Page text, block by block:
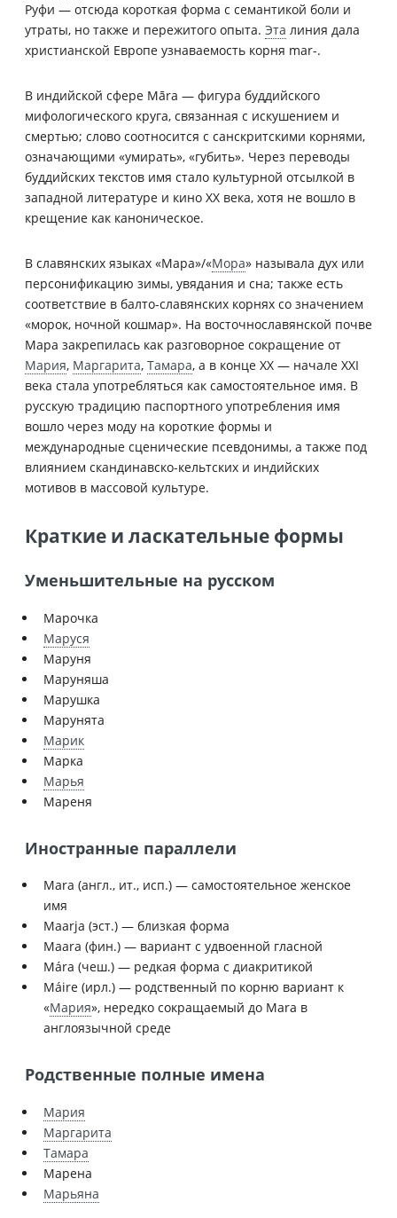
Руфи — отсюда короткая форма с семантикой боли и
утраты, но также и пережитого опыта. Эта линия дала
христианской Европе узнаваемость корня mar-.
В индийской сфере Māra — фигура буддийского
мифологического круга, связанная с искушением и
смертью; слово соотносится с санскритскими корнями,
означающими «умирать», «губить». Через переводы
буддийских текстов имя стало культурной отсылкой в
западной литературе и кино XX века, хотя не вошло в
крещение как каноническое.
В славянских языках «Мара»/«Мора» называла дух или
персонификацию зимы, увядания и сна; также есть
соответствие в балто-славянских корнях со значением
«морок, ночной кошмар». На восточнославянской почве
Мара закрепилась как разговорное сокращение от
Мария, Маргарита, Тамара, а в конце XX — начале XXI
века стала употребляться как самостоятельное имя. В
русскую традицию паспортного употребления имя
вошло через моду на короткие формы и
международные сценические псевдонимы, а также под
влиянием скандинавско-кельтских и индийских
мотивов в массовой культуре.
Краткие и ласкательные формы
Уменьшительные на русском
Марочка
Маруся
Маруня
Маруняша
Марушка
Марунята
Марик
Марка
Марья
Мареня
Иностранные параллели
Mara (англ., ит., исп.) — самостоятельное женское
имя
Maarja (эст.) — близкая форма
Maara (фин.) — вариант с удвоенной гласной
Mára (чеш.) — редкая форма с диакритикой
Máire (ирл.) — родственный по корню вариант к
«Мария», нередко сокращаемый до Mara в
англоязычной среде
Родственные полные имена
Мария
Маргарита
Тамара
Марена
Марьяна